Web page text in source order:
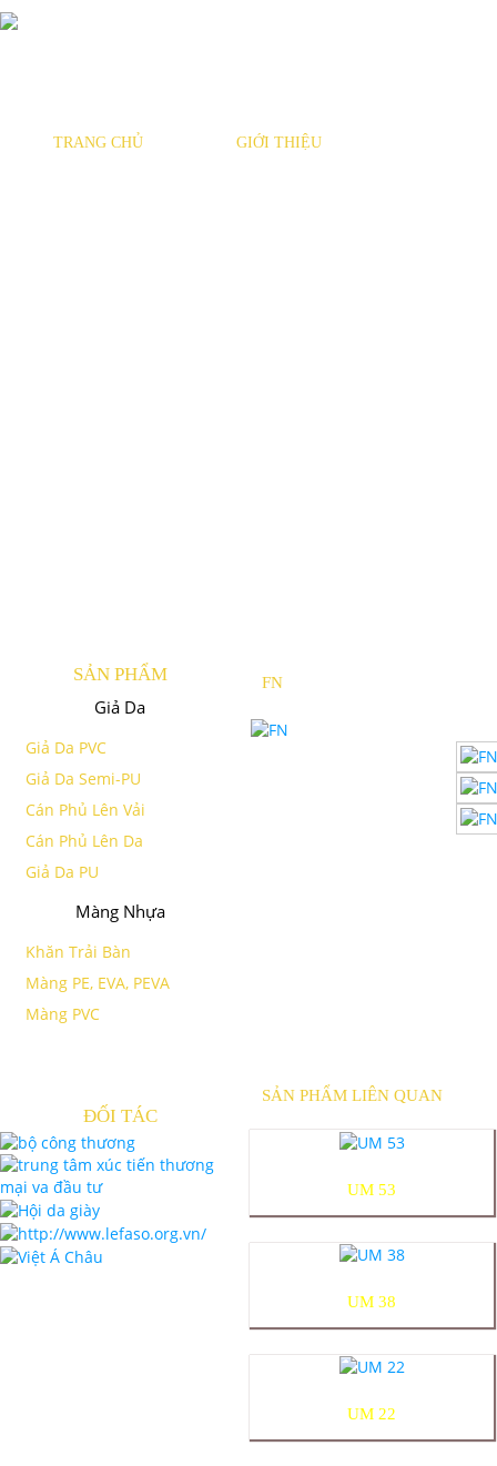
TRANG CHỦ GIỚI THIỆU
SẢN PHẨM
Giả Da
Giả Da PVC
Giả Da Semi-PU
Cán Phủ Lên Vải
Cán Phủ Lên Da
Giả Da PU
Màng Nhựa
Khăn Trải Bàn
Màng PE, EVA, PEVA
Màng PVC
ĐỐI TÁC
FN
SẢN PHẨM LIÊN QUAN
UM 53
UM 38
UM 22